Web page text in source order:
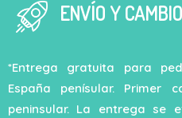
ENVÍO Y
*Entrega gratuita para
España penísular. Primer
peninsular. La entrega se